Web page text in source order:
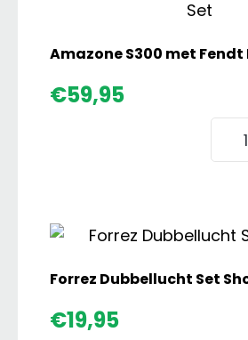
Amazone S300 met Fendt
€59,95
S300
Set
Forrez Dubbellucht Set
€19,95